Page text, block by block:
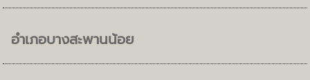
อำเภอบางสะพานน้อย